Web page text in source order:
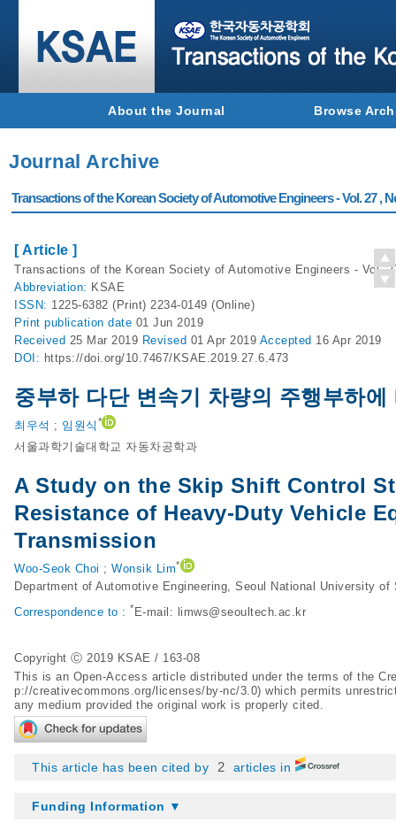
About the Journal Browse
Journal Archive
Transactions of the Korean Society of Automotive Engineers - Vol. 27 ,
[ Article ]
Transactions of the Korean Society of Automotive Engineers - Vol.
Abbreviation: KSAE
ISSN: 1225-6382 (Print) 2234-0149 (Online)
Print publication date 01 Jun 2019
Received 25 Mar 2019 Revised 01 Apr 2019 Accepted 16 Apr 2019
DOI: https://doi.org/10.7467/KSAE.2019.27.6.473
중부하 다단 변속기 차량의 주행부하
최우석 ; 임원식 *
서울과학기술대학교 자동차공학과
A Study on the Skip Shift Control
Resistance of Heavy-Duty Vehicle
Transmission
Woo-Seok Choi ; Wonsik Lim*
Department of Automotive Engineering, Seoul National University
Correspondence to : * E-mail: limws@seoultech.ac.kr
Copyright Ⓒ 2019 KSAE / 163-08
This is an Open-Access article distributed under the terms of the
p://creativecommons.org/licenses/by-nc/3.0) which permits
any medium provided the original work is properly cited.
This article has been cited by 2 articles in
Funding Information ▼